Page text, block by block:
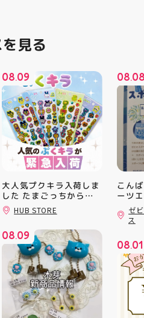
見る
08.09
大人気プクキラ入荷しま
した たまごっちからサ
ンリオまで 全13種類の
豊富なラインナップが勢
ートなフォルムに 思わ
ず胸キュンしちゃうデザ
インばかり 集めたくな
る可愛さで コレクショ
ンにもぴったり 数量限
定での入荷となりますの
で 気になっていた方、
まだGETできてない方は
HUB STORE
08.09
08.
こん
ーツ
ィ郡
「ゼ
つり
16(日
ィ館
を行
入り
対策
ゼ
ス
08.01